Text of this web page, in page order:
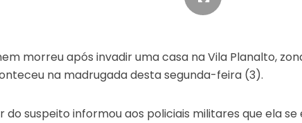
morreu após invadir uma casa na Vila Planalto,
na madrugada desta segunda-feira (3).
do suspeito informou aos policiais militares que ela